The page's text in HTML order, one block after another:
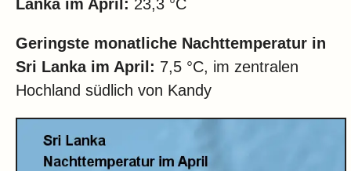
Lanka im April: 23,3 °C
Geringste monatliche Nachttemperatur in
Sri Lanka im April: 7,5 °C, im zentralen
Hochland südlich von Kandy